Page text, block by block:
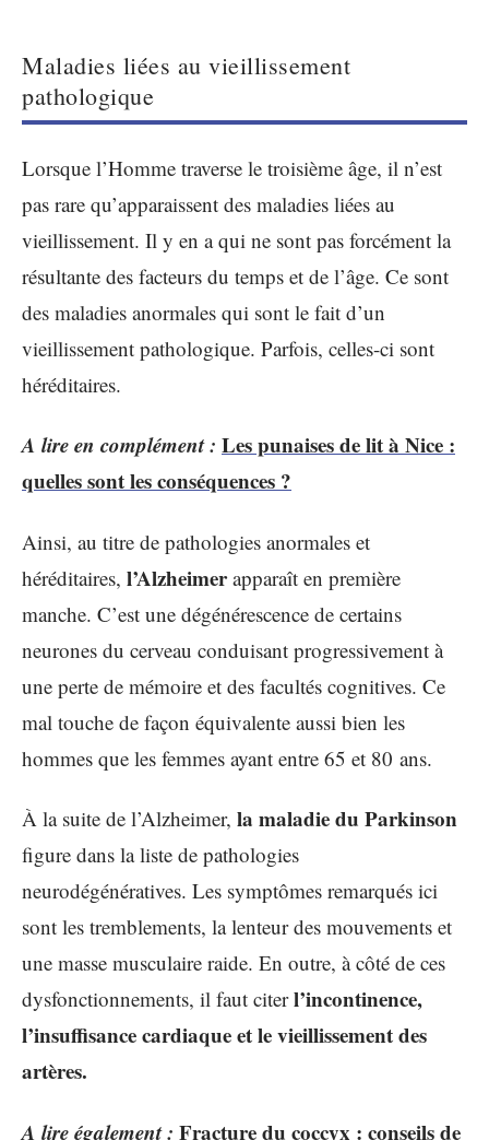
Maladies liées au vieillissement
pathologique
Lorsque l’Homme traverse le troisième âge, il n’est
pas rare qu’apparaissent des maladies liées au
vieillissement. Il y en a qui ne sont pas forcément la
résultante des facteurs du temps et de l’âge. Ce sont
des maladies anormales qui sont le fait d’un
vieillissement pathologique. Parfois, celles-ci sont
héréditaires.
A lire en complément : Les punaises de lit à Nice :
quelles sont les conséquences ?
Ainsi, au titre de pathologies anormales et
héréditaires, l’Alzheimerapparaît en première
manche. C’est une dégénérescence de certains
neurones du cerveau conduisant progressivement à
une perte de mémoire et des facultés cognitives. Ce
mal touche de façon équivalente aussi bien les
hommes que les femmes ayant entre 65 et 80 ans.
À la suite de l’Alzheimer, la maladie du Parkinson
figure dans la liste de pathologies
neurodégénératives. Les symptômes remarqués ici
sont les tremblements, la lenteur des mouvements et
une masse musculaire raide. En outre, à côté de ces
dysfonctionnements, il faut citerl’incontinence,
l’insuffisance cardiaque et le vieillissement des
artères.
A lire également : Fracture du coccyx : conseils de